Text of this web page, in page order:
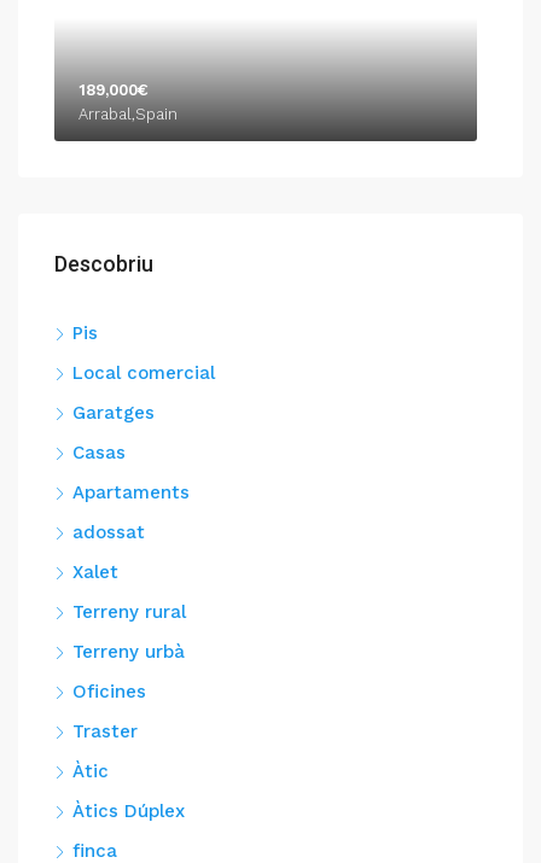
189,000€
Arrabal,Spain
Descobriu
Pis
Local comercial
Garatges
Casas
Apartaments
adossat
Xalet
Terreny rural
Terreny urbà
Oficines
Traster
Àtic
Àtics Dúplex
finca